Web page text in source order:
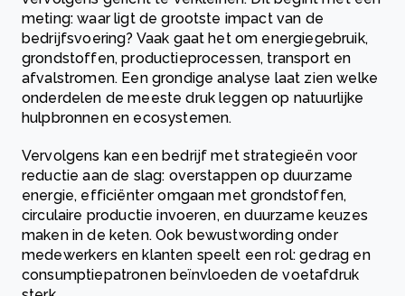
meting: waar ligt de grootste impact van de
bedrijfsvoering? Vaak gaat het om energiegebruik,
grondstoffen, productieprocessen, transport en
afvalstromen. Een grondige analyse laat zien welke
onderdelen de meeste druk leggen op natuurlijke
hulpbronnen en ecosystemen.
Vervolgens kan een bedrijf met strategieën voor
reductie aan de slag: overstappen op duurzame
energie, efficiënter omgaan met grondstoffen,
circulaire productie invoeren, en duurzame keuzes
maken in de keten. Ook bewustwording onder
medewerkers en klanten speelt een rol: gedrag en
consumptiepatronen beïnvloeden de voetafdruk